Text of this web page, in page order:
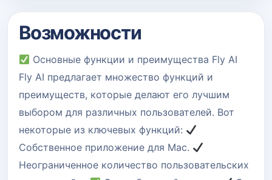
Возможности
Основные функции и преимущества Fly AI
Fly AI предлагает множество функций и
преимуществ, которые делают его лучшим
выбором для различных пользователей. Вот
некоторые из ключевых функций:
Собственное приложение для Mac.
Неограниченное количество пользовательских